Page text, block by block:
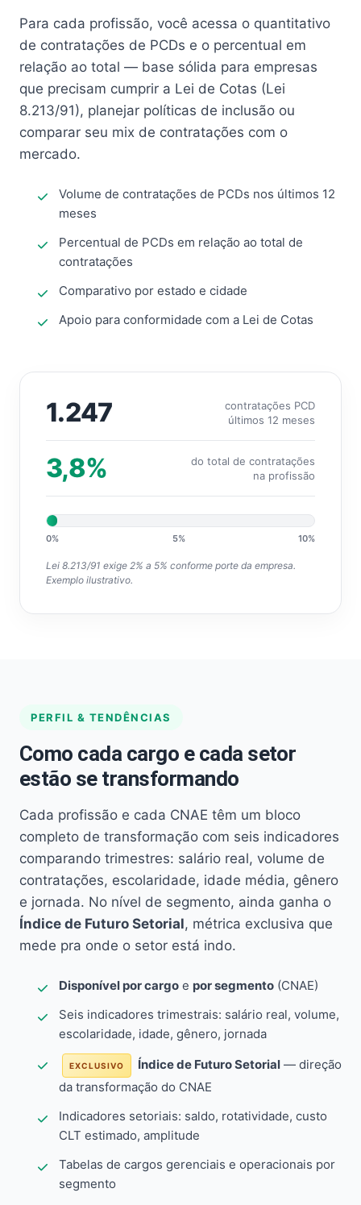
Para cada profissão, você acessa o quantitativo
de contratações de PCDs e o percentual em
relação ao total — base sólida para empresas
que precisam cumprir a Lei de Cotas (Lei
8.213/91), planejar políticas de inclusão ou
comparar seu mix de contratações com o
mercado.
Volume de contratações de PCDs nos últimos 12
meses
Percentual de PCDs em relação ao total de
contratações
Comparativo por estado e cidade
Apoio para conformidade com a Lei de Cotas
1.247
contratações PCD
últimos 12 meses
3,8%
do total de contratações
na profissão
0% 5% 10%
Lei 8.213/91 exige 2% a 5% conforme porte da empresa.
Exemplo ilustrativo.
PERFIL & TENDÊNCIAS
Como cada cargo e cada setor
estão se transformando
Cada profissão e cada CNAE têm um bloco
completo de transformação com seis indicadores
comparando trimestres: salário real, volume de
contratações, escolaridade, idade média, gênero
e jornada. No nível de segmento, ainda ganha o
Índice de Futuro Setorial, métrica exclusiva que
mede pra onde o setor está indo.
Disponível por cargo e por segmento (CNAE)
Seis indicadores trimestrais: salário real, volume,
escolaridade, idade, gênero, jornada
EXCLUSIVO Índice de Futuro Setorial — direção
da transformação do CNAE
Indicadores setoriais: saldo, rotatividade, custo
CLT estimado, amplitude
Tabelas de cargos gerenciais e operacionais por
segmento